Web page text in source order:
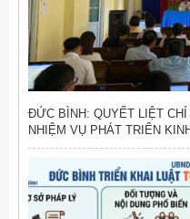
ĐỨC BÌNH: QUYẾT LIỆT
NHIỆM VỤ PHÁT TRIỂN